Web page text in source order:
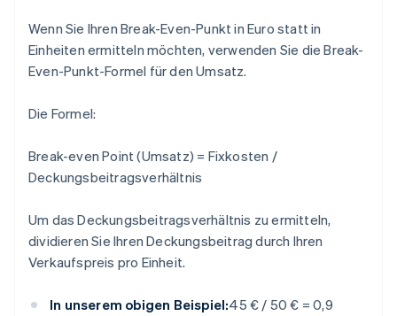
Wenn Sie Ihren Break-Even-Punkt in Euro statt in
Einheiten ermitteln möchten, verwenden Sie die Break-
Even-Punkt-Formel für den Umsatz.
Die Formel:
Break-even Point (Umsatz) = Fixkosten /
Deckungsbeitragsverhältnis
Um das Deckungsbeitragsverhältnis zu ermitteln,
dividieren Sie Ihren Deckungsbeitrag durch Ihren
Verkaufspreis pro Einheit.
In unserem obigen Beispiel:45 € / 50 € = 0,9